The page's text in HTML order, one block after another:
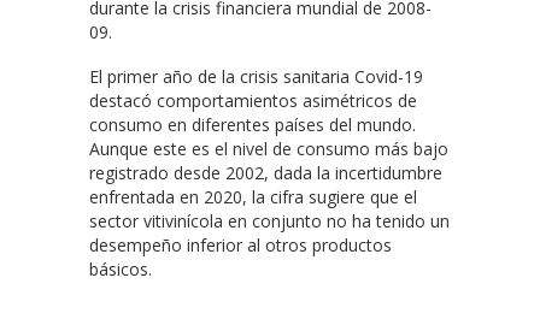
durante la crisis financiera mundial de 2008-
09.
El primer año de la crisis sanitaria Covid-19
destacó comportamientos asimétricos de
consumo en diferentes países del mundo.
Aunque este es el nivel de consumo más bajo
registrado desde 2002, dada la incertidumbre
enfrentada en 2020, la cifra sugiere que el
sector vitivinícola en conjunto no ha tenido un
desempeño inferior al otros productos
básicos.